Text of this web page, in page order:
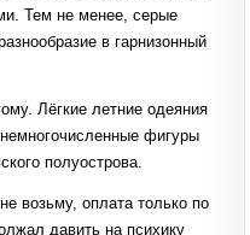
Тем не менее, серые
в гарнизонный
Лёгкие летние одеяния
фигуры
полуострова.
возьму, оплата только по
давить на психику